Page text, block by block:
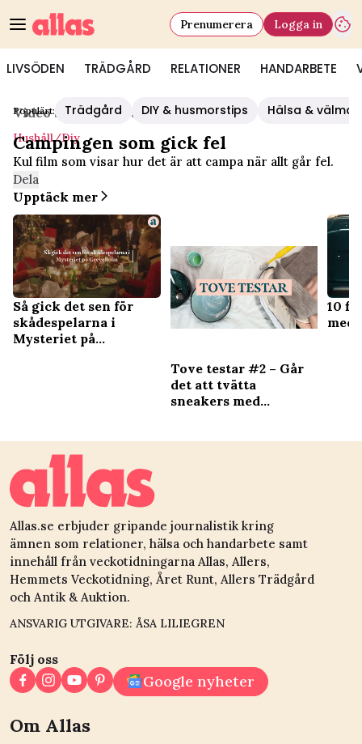
LIVSÖDEN TRÄDGÅRD RELATIONER HANDARBETE
Prenumerera Logga in
Populärt: Trädgård DIY & husmorstips Hälsa &
Video Start/Hushåll/diy
Hushåll/diy
Campingen som gick fel
Kul film som visar hur det är att campa när allt går fel.
Dela
Upptäck mer
Så gick det sen för
skådespelarna i
Mysteriet på
Tove testar #2 – Går
det att tvätta
sneakers med
10
med
Allas.se erbjuder gripande journalistik kring
ämnen som relationer, hälsa och handarbete samt
innehåll från veckotidningarna Allas, Allers,
Hemmets Veckotidning, Året Runt, Allers Trädgård
och Antik & Auktion.
ANSVARIG UTGIVARE: ÅSA LILIEGREN
Följ oss
Google nyheter
Om Allas